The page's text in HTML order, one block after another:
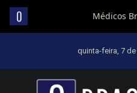
quinta-feira, 7